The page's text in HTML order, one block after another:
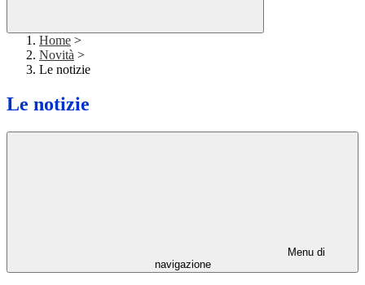
Home >
Novità >
Le notizie
Le notizie
Menu di
navigazione